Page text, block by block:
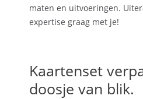
maten en uitvoeringen.
expertise graag met je!
Kaartenset
doosje van blik.